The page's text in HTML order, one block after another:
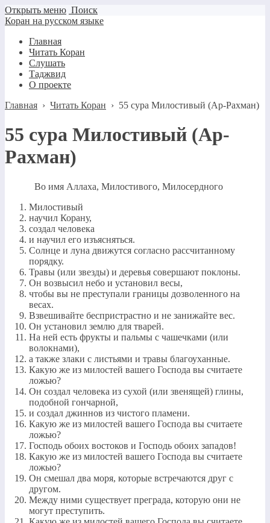
Открыть меню Поиск
Коран на русском языке
Главная
Читать Коран
Слушать
Таджвид
О проекте
Главная › Читать Коран › 55 сура Милостивый (Ар-Рахман)
55 сура Милостивый (Ар-
Рахман)
Во имя Аллаха, Милостивого, Милосердного
Милостивый
научил Корану,
создал человека
и научил его изъясняться.
Солнце и луна движутся согласно рассчитанному
порядку.
Травы (или звезды) и деревья совершают поклоны.
Он возвысил небо и установил весы,
чтобы вы не преступали границы дозволенного на
весах.
Взвешивайте беспристрастно и не занижайте вес.
Он установил землю для тварей.
На ней есть фрукты и пальмы с чашечками (или
волокнами),
а также злаки с листьями и травы благоуханные.
Какую же из милостей вашего Господа вы считаете
ложью?
Он создал человека из сухой (или звенящей) глины,
подобной гончарной,
и создал джиннов из чистого пламени.
Какую же из милостей вашего Господа вы считаете
ложью?
Господь обоих востоков и Господь обоих западов!
Какую же из милостей вашего Господа вы считаете
ложью?
Он смешал два моря, которые встречаются друг с
другом.
Между ними существует преграда, которую они не
могут преступить.